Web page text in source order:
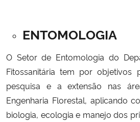
ENTOMOLOGIA
O Setor de Entomologia do
Fitossanitária tem por objetivos
pesquisa e a extensão nas
Engenharia Florestal, aplicando
biologia, ecologia e manejo dos